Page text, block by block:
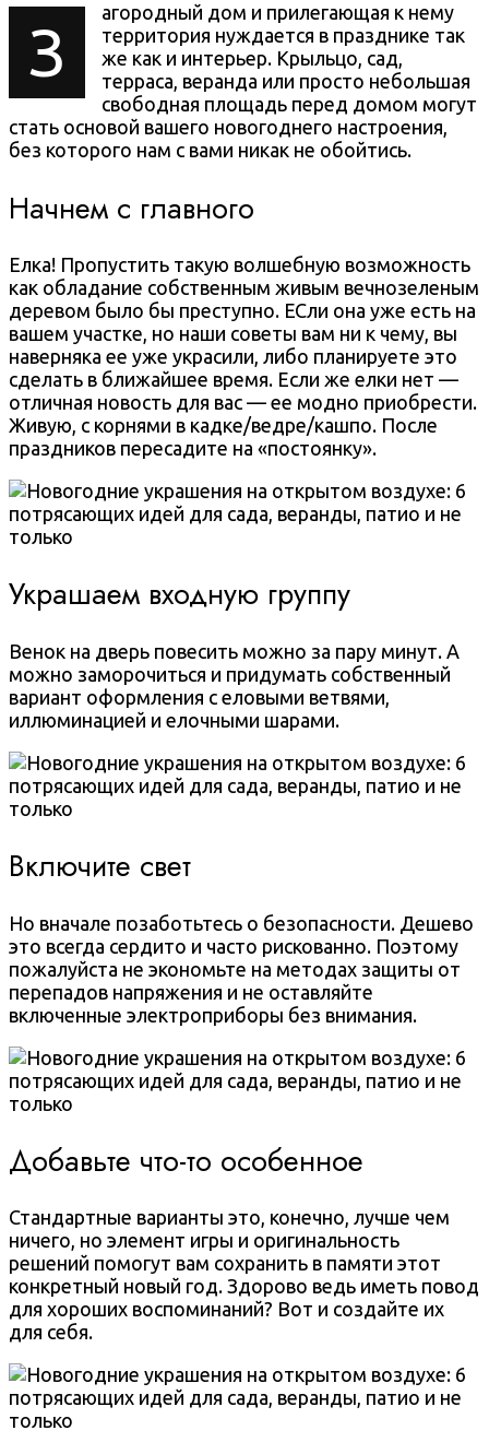
З
агородный дом и прилегающая к нему
территория нуждается в празднике так
же как и интерьер. Крыльцо, сад,
терраса, веранда или просто небольшая
свободная площадь перед домом могут
стать основой вашего новогоднего настроения,
без которого нам с вами никак не обойтись.
Начнем с главного
Елка! Пропустить такую волшебную возможность
как обладание собственным живым вечнозеленым
деревом было бы преступно. ЕСли она уже есть на
вашем участке, но наши советы вам ни к чему, вы
наверняка ее уже украсили, либо планируете это
сделать в ближайшее время. Если же елки нет —
отличная новость для вас — ее модно приобрести.
Живую, с корнями в кадке/ведре/кашпо. После
праздников пересадите на «постоянку».
Украшаем входную группу
Венок на дверь повесить можно за пару минут. А
можно заморочиться и придумать собственный
вариант оформления с еловыми ветвями,
иллюминацией и елочными шарами.
Включите свет
Но вначале позаботьтесь о безопасности. Дешево
это всегда сердито и часто рискованно. Поэтому
пожалуйста не экономьте на методах защиты от
перепадов напряжения и не оставляйте
включенные электроприборы без внимания.
Добавьте что-то особенное
Стандартные варианты это, конечно, лучше чем
ничего, но элемент игры и оригинальность
решений помогут вам сохранить в памяти этот
конкретный новый год. Здорово ведь иметь повод
для хороших воспоминаний? Вот и создайте их
для себя.